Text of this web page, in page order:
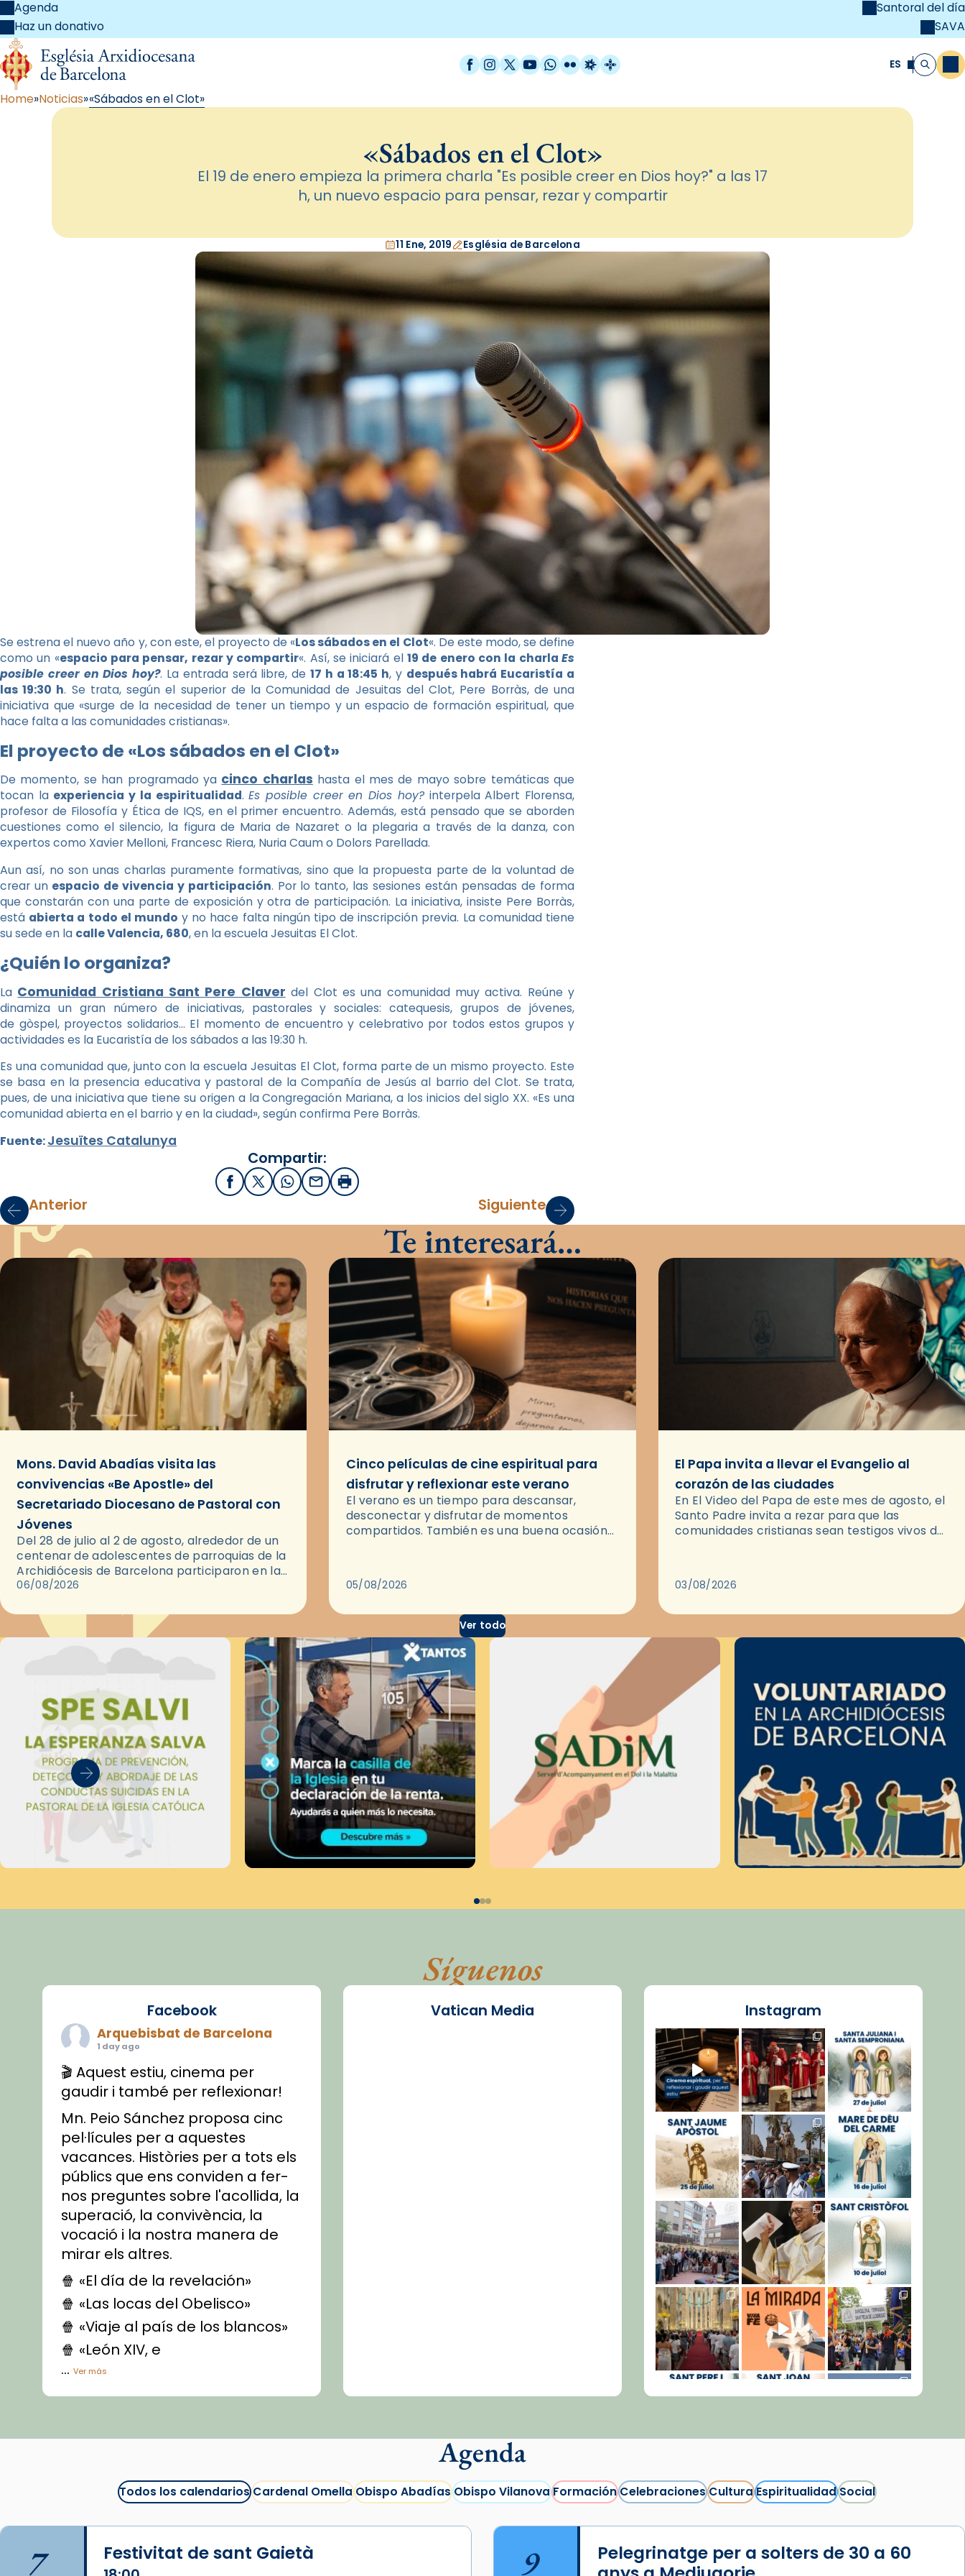
Agenda
Haz un donativo
Santoral del día
SAVA
Facebook
Instagram
X / Twitter
YouTube
WhatsApp
FlickrRadio Estel
Catalunya Cristiana ES Buscar
Home Noticias «Sábados en el Clot»
«Sábados en el Clot»
El 19 de enero empieza la primera charla "Es posible creer en Dios hoy?" a las 17
h, un nuevo espacio para pensar, rezar y compartir
11 Ene, 2019 Església de Barcelona
Se estrena el nuevo año y, con este, el proyecto de «Los sábados en el Clot«. De este modo, se define
como un «espacio para pensar, rezar y compartir«. Así, se iniciará el19 de enero con la charlaEs
posible creer en Dios hoy?. La entrada será libre, de 17 h a 18:45 h, y después habrá Eucaristía a
las 19:30 h. Se trata, según el superior de la Comunidad de Jesuitas del Clot, Pere Borràs, de una
iniciativa que «surge de la necesidad de tener un tiempo y un espacio de formación espiritual, que
hace falta a las comunidades cristianas».
El proyecto de «Los sábados en el Clot»
De momento, se han programado ya cinco charlas hasta el mes de mayo sobre temáticas que
tocan la experiencia y la espiritualidad.Es posible creer en Dios hoy?interpela Albert Florensa,
profesor de Filosofía y Ética de IQS, en el primer encuentro. Además, está pensado que se aborden
cuestiones como el silencio, la figura de Maria de Nazaret o la plegaria a través de la danza, con
expertos como Xavier Melloni, Francesc Riera, Nuria Caum o Dolors Parellada.
Aun así, no son unas charlas puramente formativas, sino que la propuesta parte de la voluntad de
crear unespacio de vivencia y participación. Por lo tanto, las sesiones están pensadas de forma
que constarán con una parte de exposición y otra de participación. La iniciativa, insiste Pere Borràs,
está abierta a todo el mundo y no hace falta ningún tipo de inscripción previa. La comunidad tiene
su sede en la calle Valencia, 680, en la escuela Jesuitas El Clot.
¿Quién lo organiza?
La Comunidad Cristiana Sant Pere Claver del Clot es una comunidad muy activa. Reúne y
dinamiza un gran número de iniciativas, pastorales y sociales: catequesis, grupos de jóvenes,
de gòspel, proyectos solidarios… El momento de encuentro y celebrativo por todos estos grupos y
actividades es la Eucaristía de los sábados a las 19:30 h.
Es una comunidad que, junto con la escuela Jesuitas El Clot, forma parte de un mismo proyecto. Este
se basa en la presencia educativa y pastoral de la Compañía de Jesús al barrio del Clot. Se trata,
pues, de una iniciativa que tiene su origen a la Congregación Mariana, a los inicios del siglo XX. «Es una
comunidad abierta en el barrio y en la ciudad», según confirma Pere Borràs.
Fuente:Jesuïtes Catalunya
Compartir:
FacebookX / Twitter
WhatsApp
EmailImprimir
Anterior Siguiente
Te interesará…
Mons. David Abadías visita las
convivencias «Be Apostle» del
Secretariado Diocesano de Pastoral con
Jóvenes
Del 28 de julio al 2 de agosto, alrededor de un
centenar de adolescentes de parroquias de la
Archidiócesis de Barcelona participaron en las
convivencias Be Apostle, organizadas por el
06/08/2026
Cinco películas de cine espiritual para
disfrutar y reflexionar este verano
El verano es un tiempo para descansar,
desconectar y disfrutar de momentos
compartidos. También es una buena ocasión
05/08/2026
El Papa invita a llevar el Evangelio al
corazón de las ciudades
En El Video del Papa de este mes de agosto, el
Santo Padre invita a rezar para que las
comunidades cristianas sean testigos vivos del
03/08/2026
Ver todo
Síguenos
Facebook
Arquebisbat de Barcelona
1 day ago
🎬 Aquest estiu, cinema per
gaudir i també per reflexionar!
Mn. Peio Sánchez proposa cinc
pel·lícules per a aquestes
vacances. Històries per a tots els
públics que ens conviden a fer-
nos preguntes sobre l'acollida, la
superació, la convivència, la
vocació i la nostra manera de
mirar els altres.
🍿 «El día de la revelación»
🍿 «Las locas del Obelisco»
🍿 «Viaje al país de los blancos»
🍿 «León XIV, e
...Ver más
Vídeo
La Carmina va patir depressió.
arribar el seu testimoni al papa
Vatican Media Instagram
Cargar más...
Agenda
Todos los calendariosCardenal OmellaObispo AbadíasObispo VilanovaFormaciónCelebracionesCulturaEspiritualidadSocial
7 Festivitat de sant Gaietà 9
Pelegrinatge per a solters de 30 a 60